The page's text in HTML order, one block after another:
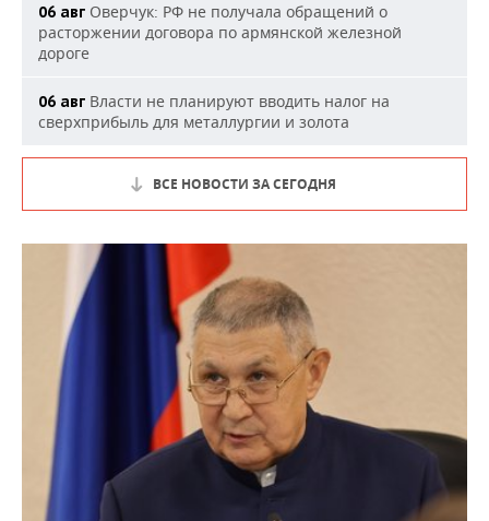
06 авг Оверчук: РФ не получала обращений о
расторжении договора по армянской железной
дороге
06 авг Власти не планируют вводить налог на
сверхприбыль для металлургии и золота
ВСЕ НОВОСТИ ЗА СЕГОДНЯ